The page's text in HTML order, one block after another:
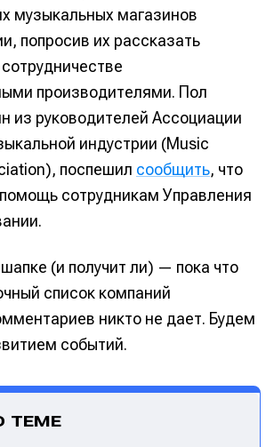
музыкальных магазинов
попросив их рассказать
производителями. Пол
из руководителей Ассоциации
индустрии (Music
поспешил сообщить, что
сотрудникам Управления
шапке (и получит ли) — пока что
список компаний
никто не дает. Будем
событий.
ТЕМЕ